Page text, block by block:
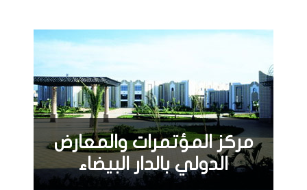
مركز المؤتمرات والمعارض
الدولي بالدار البيضاء